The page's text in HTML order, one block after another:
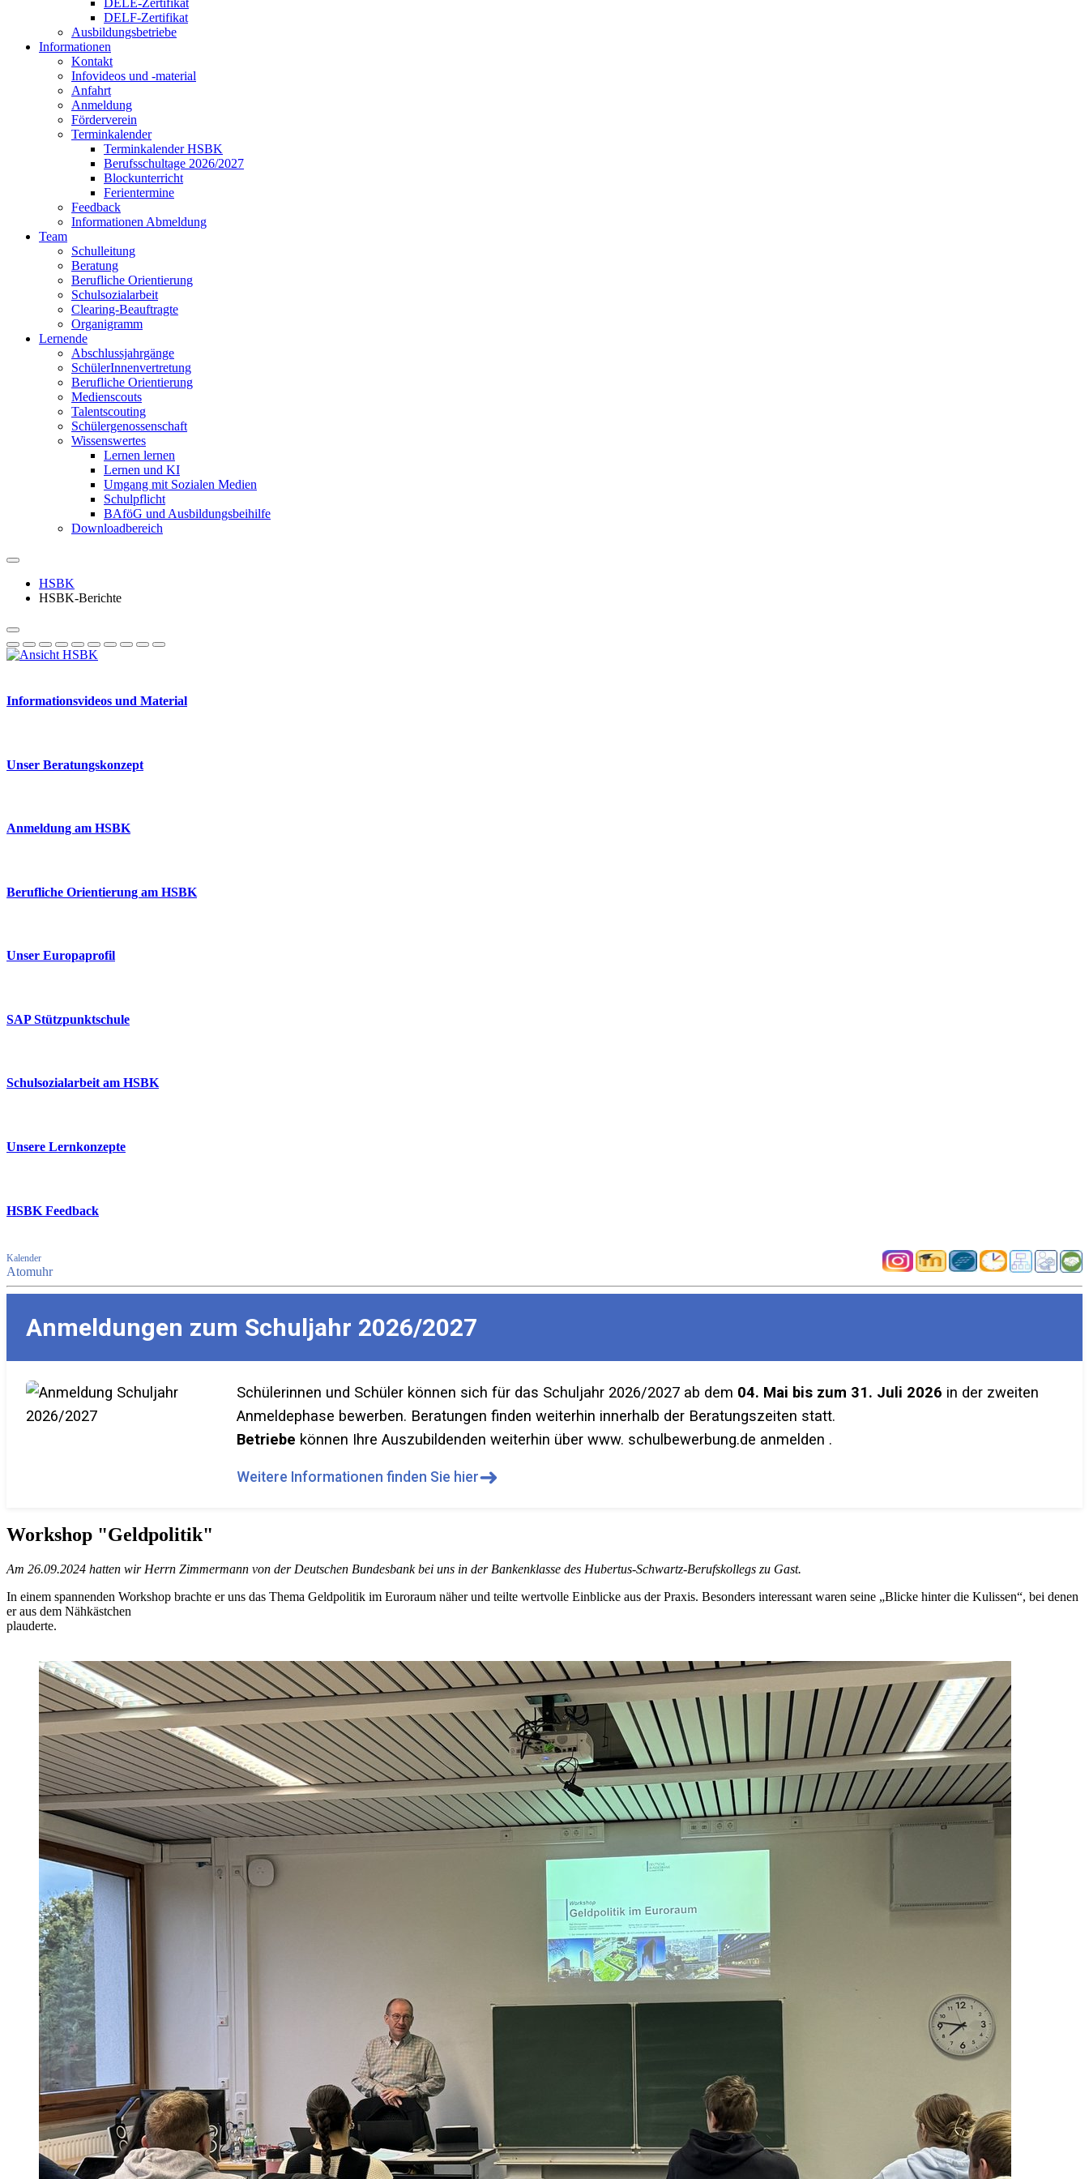
DELE-Zertifikat
DELF-Zertifikat
Ausbildungsbetriebe
Informationen
Kontakt
Infovideos und -material
Anfahrt
Anmeldung
Förderverein
Terminkalender
Terminkalender HSBK
Berufsschultage 2026/2027
Blockunterricht
Ferientermine
Feedback
Informationen Abmeldung
Team
Schulleitung
Beratung
Berufliche Orientierung
Schulsozialarbeit
Clearing-Beauftragte
Organigramm
Lernende
Abschlussjahrgänge
SchülerInnenvertretung
Berufliche Orientierung
Medienscouts
Talentscouting
Schüler­genossen­schaft
Wissenswertes
Lernen lernen
Lernen und KI
Umgang mit Sozialen Medien
Schulpflicht
BAföG und Ausbildungsbeihilfe
Downloadbereich
HSBK
HSBK-Berichte
Informationsvideos und Material
Unser Beratungskonzept
Anmeldung am HSBK
Berufliche Orientierung am HSBK
Unser Europaprofil
SAP Stützpunktschule
Schulsozialarbeit am HSBK
Unsere Lernkonzepte
HSBK Feedback
Kalender
Atomuhr
Anmeldungen zum Schuljahr 2026/2027
Schülerinnen und Schüler können sich für das Schuljahr 2026/2027 ab dem 04. Mai bis zum 31. Juli 2026 in der zweiten
Anmeldephase bewerben. Beratungen finden weiterhin innerhalb der Beratungszeiten statt.
Betriebe können Ihre Auszubildenden weiterhin über www. schulbewerbung.de anmelden .
Weitere Informationen finden Sie hier➜
Workshop "Geldpolitik"
Am 26.09.2024 hatten wir Herrn Zimmermann von der Deutschen Bundesbank bei uns in der Bankenklasse des Hubertus-Schwartz-Berufskollegs zu Gast.
In einem spannenden Workshop brachte er uns das Thema Geldpolitik im Euroraum näher und teilte wertvolle Einblicke aus der Praxis. Besonders interessant waren seine „Blicke hinter die Kulissen“, bei denen
er aus dem Nähkästchen
plauderte.